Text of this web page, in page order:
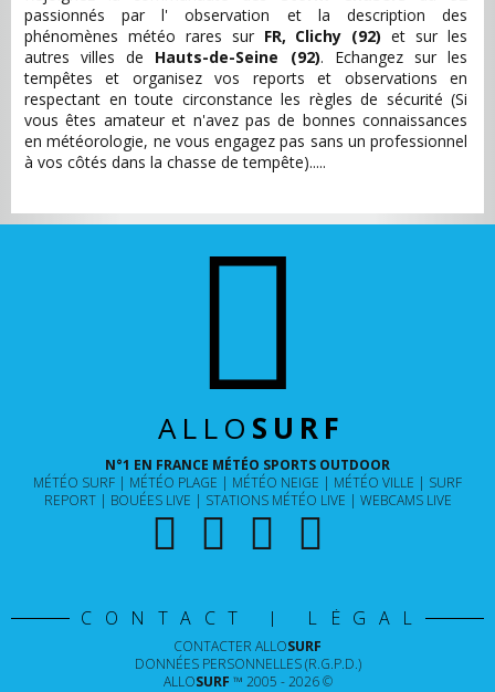
passionnés par l' observation et la description des
phénomènes météo rares sur FR, Clichy (92) et sur les
autres villes de Hauts-de-Seine (92). Echangez sur les
tempêtes et organisez vos reports et observations en
respectant en toute circonstance les règles de sécurité (Si
vous êtes amateur et n'avez pas de bonnes connaissances
en météorologie, ne vous engagez pas sans un professionnel
à vos côtés dans la chasse de tempête).....
ALLO SURF
N°1 EN FRANCE MÉTÉO SPORTS OUTDOOR
MÉTÉO SURF
MÉTÉO PLAGE MÉTÉO NEIGE MÉTÉO VILLE
SURF
REPORT
BOUÉES LIVE STATIONS MÉTÉO LIVE WEBCAMS LIVE
CONTACT | LÉGAL
CONTACTER ALLOSURF
DONNÉES PERSONNELLES (R.G.P.D.)
ALLOSURF ™ 2005 - 2026 ©